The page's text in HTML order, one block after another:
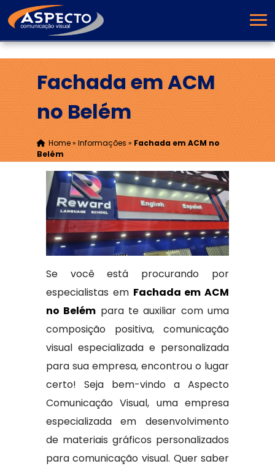
Fachada em ACM
no Belém
Home» Informações » Fachada em ACM no
Belém
Se você está procurando por
especialistas em Fachada em ACM
no Belém para te auxiliar com uma
composição positiva, comunicação
visual especializada e personalizada
para sua empresa, encontrou o lugar
certo! Seja bem-vindo a Aspecto
Comunicação Visual, uma empresa
especializada em desenvolvimento
de materiais gráficos personalizados
para comunicação visual. Quer saber